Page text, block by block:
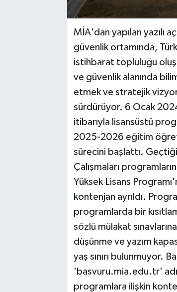
MİA'dan yapılan yazılı
güvenlik ortamında,
istihbarat topluluğu
ve güvenlik alanında
etmek ve stratejik
sürdürüyor. 6 Ocak
itibarıyla lisansüstü
2025-2026 eğitim
sürecini başlattı.
Çalışmaları
Yüksek Lisans
kontenjan ayrıldı.
programlarda bir
sözlü mülakat
düşünme ve yazım
yaş sınırı bulunmuyor.
'basvuru.mia.edu.tr'
programlara ilişkin